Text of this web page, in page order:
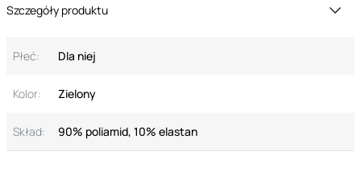
Szczegóły produktu
Płeć: Dla niej
Kolor: Zielony
Skład: 90% poliamid, 10% elastan